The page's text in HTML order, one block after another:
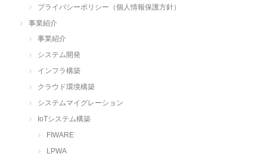
プライバシーポリシー（個人情報保護方針）
事業紹介
事業紹介
システム開発
インフラ構築
クラウド環境構築
システムマイグレーション
IoTシステム構築
FIWARE
LPWA